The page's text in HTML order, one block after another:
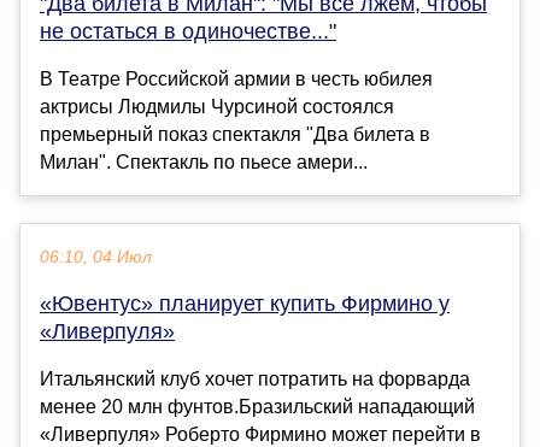
не остаться в одиночестве..."
В Театре Российской армии в честь юбилея
актрисы Людмилы Чурсиной состоялся
премьерный показ спектакля "Два билета в
Милан". Спектакль по пьесе амери...
06:10, 04 Июл
«Ювентус» планирует купить Фирмино у
«Ливерпуля»
Итальянский клуб хочет потратить на форварда
менее 20 млн фунтов.Бразильский нападающий
«Ливерпуля» Роберто Фирмино может перейти в